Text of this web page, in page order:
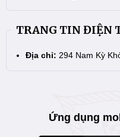
TRANG TIN ĐIỆN
Địa chỉ: 294 Nam Kỳ
Ứng dụng